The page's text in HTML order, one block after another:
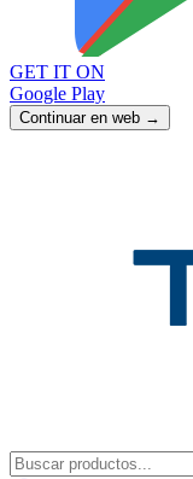
GET IT ON
Google Play
Continuar en web →